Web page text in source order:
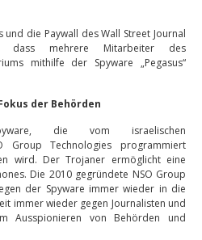
die Paywall des Wall Street Journal
dass mehrere Mitarbeiter des
mithilfe der Spyware „Pegasus“
der Behörden
die vom israelischen
Group Technologies programmiert
wird. Der Trojaner ermöglicht eine
Die 2010 gegründete NSO Group
der Spyware immer wieder in die
immer wieder gegen Journalisten und
Ausspionieren von Behörden und